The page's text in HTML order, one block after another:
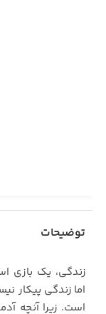
توضیحات
زندگی، یک بازی
اما زندگی پیکار
است. زیرا آنچه